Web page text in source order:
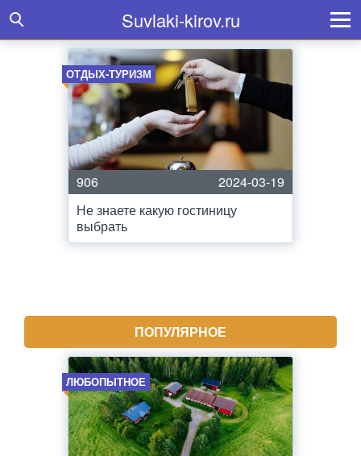
Suvlaki-kirov.ru
ОТДЫХ-ТУРИЗМ
906
2024-03-19
Не знаете какую гостиницу
выбрать
ПОПУЛЯРНОЕ
ЛЮБОПЫТНОЕ